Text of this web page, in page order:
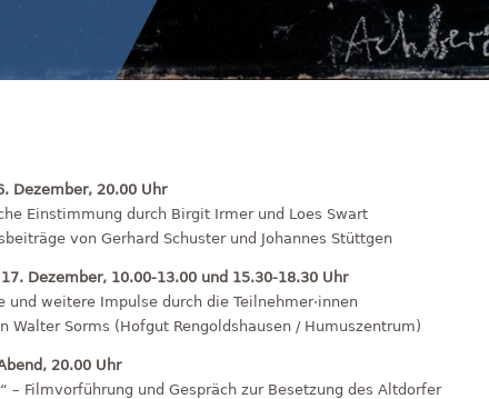
Dezember, 20.00 Uhr
Einstimmung durch Birgit Irmer und Loes Swart
von Gerhard Schuster und Johannes Stüttgen
Dezember, 10.00-13.00 und 15.30-18.30 Uhr
und weitere Impulse durch die Teilnehmer·innen
Walter Sorms (Hofgut Rengoldshausen / Humuszentrum)
20.00 Uhr
– Filmvorführung und Gespräch zur Besetzung des Altdorfer